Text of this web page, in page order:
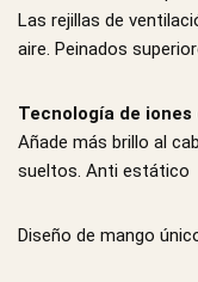
Las rejillas de
aire. Peinados
Tecnología de
Añade más brillo al
sueltos. Anti estático
Diseño de mango